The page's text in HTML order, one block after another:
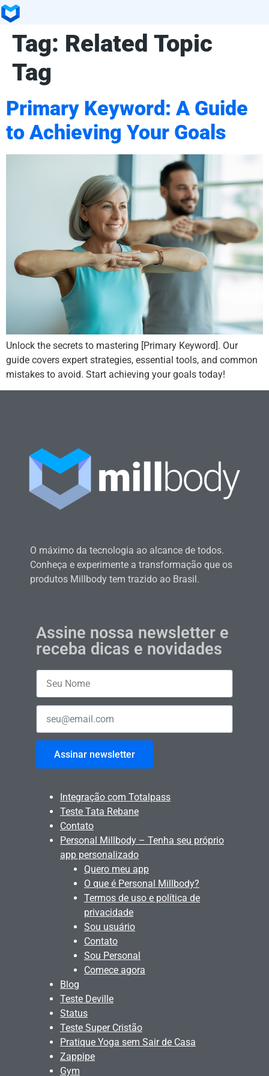
Tag: Related Topic
Tag
Primary Keyword: A Guide
to Achieving Your Goals
Unlock the secrets to mastering [Primary Keyword]. Our
guide covers expert strategies, essential tools, and common
mistakes to avoid. Start achieving your goals today!
O máximo da tecnologia ao alcance de todos.
Conheça e experimente a transformação que os
produtos Millbody tem trazido ao Brasil.
Assine nossa newsletter e
receba dicas e novidades
Assinar newsletter
Integração com Totalpass
Teste Tata Rebane
Contato
Personal Millbody – Tenha seu próprio
app personalizado
Quero meu app
O que é Personal Millbody?
Termos de uso e política de
privacidade
Sou usuário
Contato
Sou Personal
Comece agora
Blog
Teste Deville
Status
Teste Super Cristão
Pratique Yoga sem Sair de Casa
Zappipe
Gym